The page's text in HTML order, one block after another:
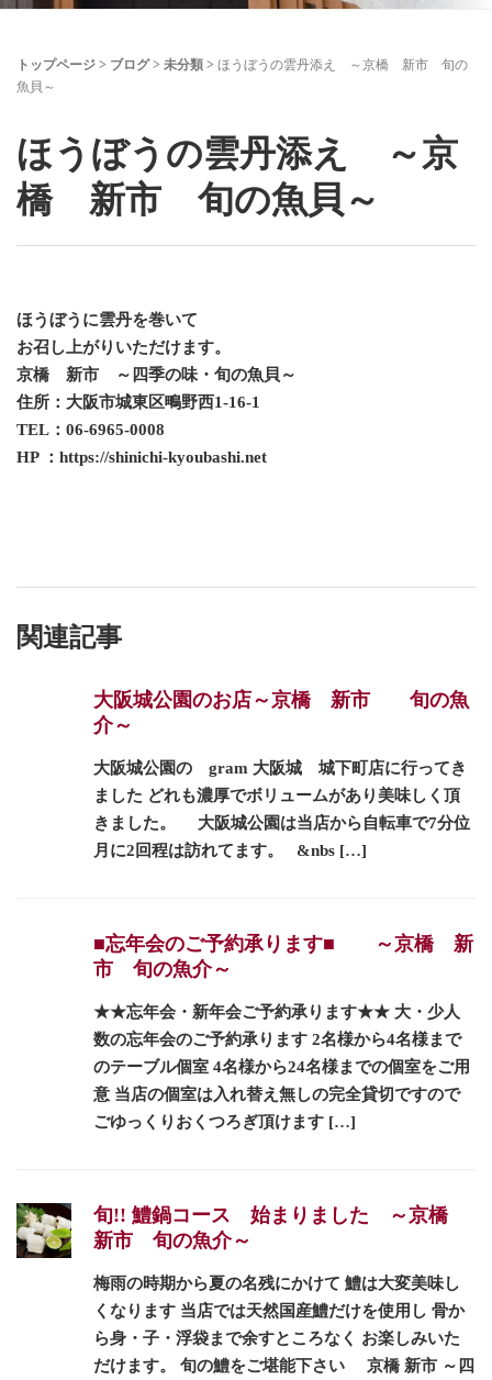
トップページ > ブログ> 未分類 > ほうぼうの雲丹添え ～京橋 新市 旬の
魚貝～
ほうぼうの雲丹添え ～京
橋 新市 旬の魚貝～
ほうぼうに雲丹を巻いて
お召し上がりいただけます。
京橋 新市 ～四季の味・旬の魚貝～
住所：大阪市城東区鴫野西1-16-1
TEL：06-6965-0008
HP ：https://shinichi-kyoubashi.net
関連記事
大阪城公園のお店～京橋 新市 旬の魚
介～
大阪城公園の gram 大阪城 城下町店に行ってき
ました どれも濃厚でボリュームがあり美味しく頂
きました。 大阪城公園は当店から自転車で7分位
月に2回程は訪れてます。 &nbs […]
■忘年会のご予約承ります■ ～京橋 新
市 旬の魚介～
★★忘年会・新年会ご予約承ります★★ 大・少人
数の忘年会のご予約承ります 2名様から4名様まで
のテーブル個室 4名様から24名様までの個室をご用
意 当店の個室は入れ替え無しの完全貸切ですので
ごゆっくりおくつろぎ頂けます […]
旬!! 鱧鍋コース 始まりました ～京橋
新市 旬の魚介～
梅雨の時期から夏の名残にかけて 鱧は大変美味し
くなります 当店では天然国産鱧だけを使用し 骨か
ら身・子・浮袋まで余すところなく お楽しみいた
だけます。 旬の鱧をご堪能下さい 京橋 新市 ～四